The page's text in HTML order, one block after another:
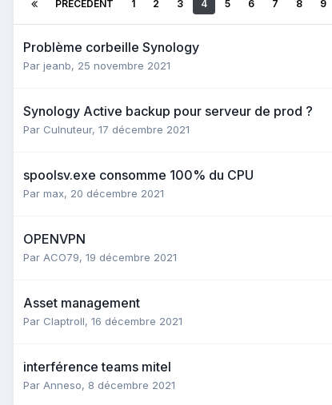
PRÉCÉDENT 1 2 3 4 5 6 7 8 9
Problème corbeille Synology
Par jeanb, 25 novembre 2021
Synology Active backup pour serveur de prod ?
Par Culnuteur, 17 décembre 2021
spoolsv.exe consomme 100% du CPU
Par max, 20 décembre 2021
OPENVPN
Par ACO79, 19 décembre 2021
Asset management
Par Claptroll, 16 décembre 2021
interférence teams mitel
Par Anneso, 8 décembre 2021